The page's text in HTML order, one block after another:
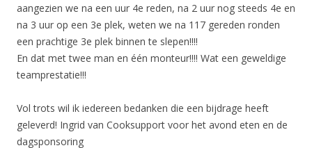
aangezien we na een uur 4e reden, na 2 uur nog steeds 4e en
na 3 uur op een 3e plek, weten we na 117 gereden ronden
een prachtige 3e plek binnen te slepen!!!!
En dat met twee man en één monteur!!!! Wat een geweldige
teamprestatie!!!
Vol trots wil ik iedereen bedanken die een bijdrage heeft
geleverd! Ingrid van Cooksupport voor het avond eten en de
dagsponsoring